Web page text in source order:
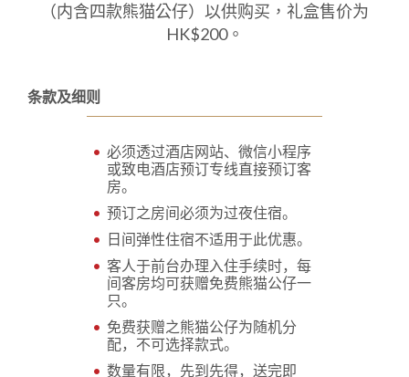
（内含四款熊猫公仔）以供购买，礼盒售价为
HK$200。
条款及细则
必须透过酒店网站、微信小程序
或致电酒店预订专线直接预订客
房。
预订之房间必须为过夜住宿。
日间弹性住宿不适用于此优惠。
客人于前台办理入住手续时，每
间客房均可获赠免费熊猫公仔一
只。
免费获赠之熊猫公仔为随机分
配，不可选择款式。
数量有限，先到先得，送完即